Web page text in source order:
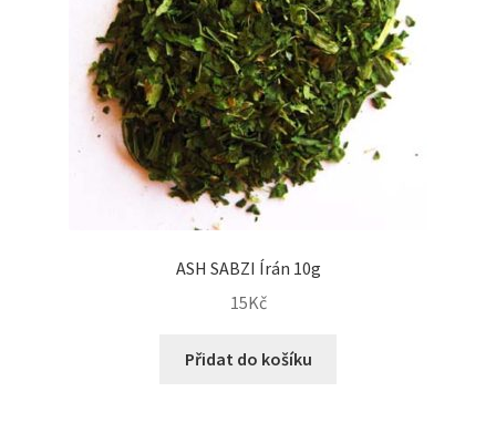
ASH SABZI Írán 10g
15Kč
Přidat do košíku